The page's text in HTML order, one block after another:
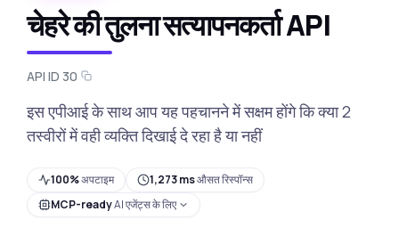
चेहरे की तुलना सत्यापनकर्ता API
API ID 30
इस एपीआई के साथ आप यह पहचानने में सक्षम होंगे कि क्या 2
तस्वीरों में वही व्यक्ति दिखाई दे रहा है या नहीं
100%अपटाइम 1,273 msऔसत रिस्पॉन्स
MCP-readyAI एजेंट्स के लिए